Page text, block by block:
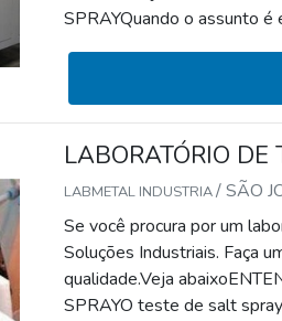
SPRAYQuando o assunto
identificação e o controle
serviço pode ser
LABORATÓRIO DE
LABMETAL INDUSTRIA/ SÃO
Se você procura por um
Soluções Industriais. Faça
qualidade.Veja
SPRAYO teste de salt